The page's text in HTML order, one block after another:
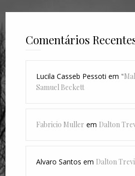
Comentários
Lucila Casseb Pessoti em
Samuel Beckett
Fabricio Muller em Dalton
Alvaro Santos em Dalton